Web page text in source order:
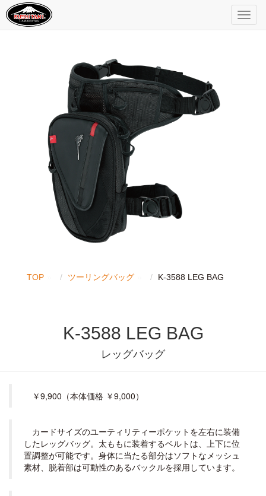
TOP ツーリングバッグ K-3588 LEG BAG
K-3588 LEG BAG
レッグバッグ
￥9,900（本体価格 ￥9,000）
カードサイズのユーティリティーポケットを左右に装備
したレッグバッグ。太ももに装着するベルトは、上下に位
置調整が可能です。身体に当たる部分はソフトなメッシュ
素材、脱着部は可動性のあるバックルを採用しています。